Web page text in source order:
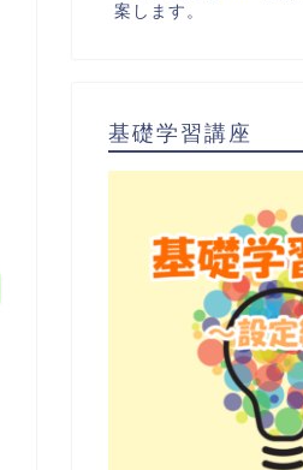
案します。
基礎学習講座